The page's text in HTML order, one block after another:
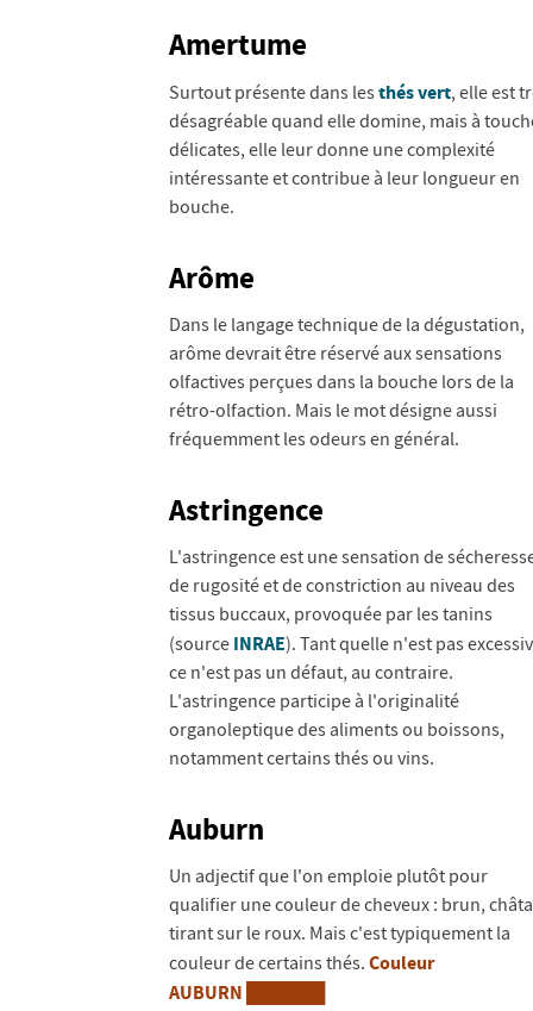
Amertume
Surtout présente dans lesthés vert, elle est
désagréable quand elle domine, mais à
délicates, elle leur donne une complexité
intéressante et contribue à leur longueur en
bouche.
Arôme
Dans le langage technique de la dégustation,
arôme devrait être réservé aux sensations
olfactives perçues dans la bouche lors de la
rétro-olfaction. Mais le mot désigne aussi
fréquemment les odeurs en général.
Astringence
L'astringence est une sensation de
de rugosité et de constriction au niveau des
tissus buccaux, provoquée par les tanins
(source INRAE). Tant quelle n'est pas
ce n'est pas un défaut, au contraire.
L'astringence participe à l'originalité
organoleptique des aliments ou boissons,
notamment certains thés ou vins.
Auburn
Un adjectif que l'on emploie plutôt pour
qualifier une couleur de cheveux : brun,
tirant sur le roux. Mais c'est typiquement la
couleur de certains thés. Couleur
AUBURN ██████